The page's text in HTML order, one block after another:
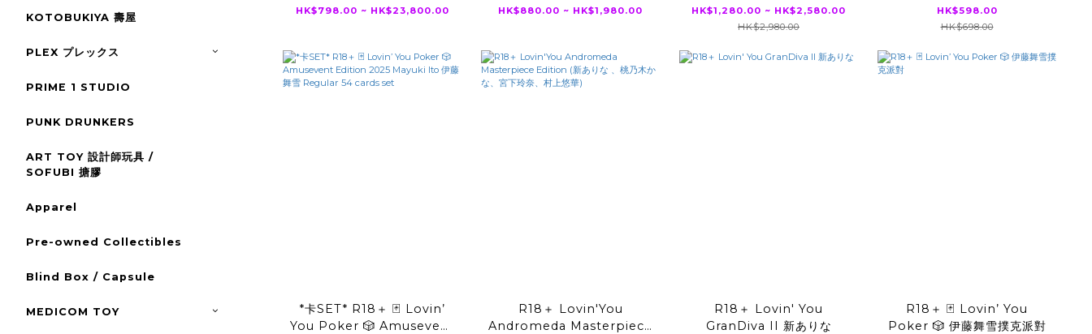
KOTOBUKIYA 壽屋
PLEX プレックス
PRIME 1 STUDIO
PUNK DRUNKERS
ART TOY 設計師玩具 /
SOFUBI 搪膠
Apparel
Pre-owned Collectibles
Blind Box / Capsule
MEDICOM TOY
2ecoND 🃏▸ 乙アリス ▸新あ
こころ ▸伊藤舞雪 ▸石川澪 ▸神
宮寺ナオ ▸安齋らら ▸小野六
HK$798.00 ~ HK$23,800.00
ートリフィールVol7 ( 田野憂
HK$880.00 ~ HK$1,980.00
HK$1,280.00 ~ HK$2,580.00
HK$2,980.00
Edition 2025 Mayuki Ito
宮下玲奈 Regular 54 cards
HK$598.00
HK$698.00
*卡SET* R18＋ 🃏 Lovin’
You Poker 🎲 Amusevent
R18＋ Lovin'You
Andromeda Masterpiece
R18＋ Lovin' You
GranDiva II 新ありな
R18＋ 🃏 Lovin’ You
Poker 🎲 伊藤舞雪撲克派對